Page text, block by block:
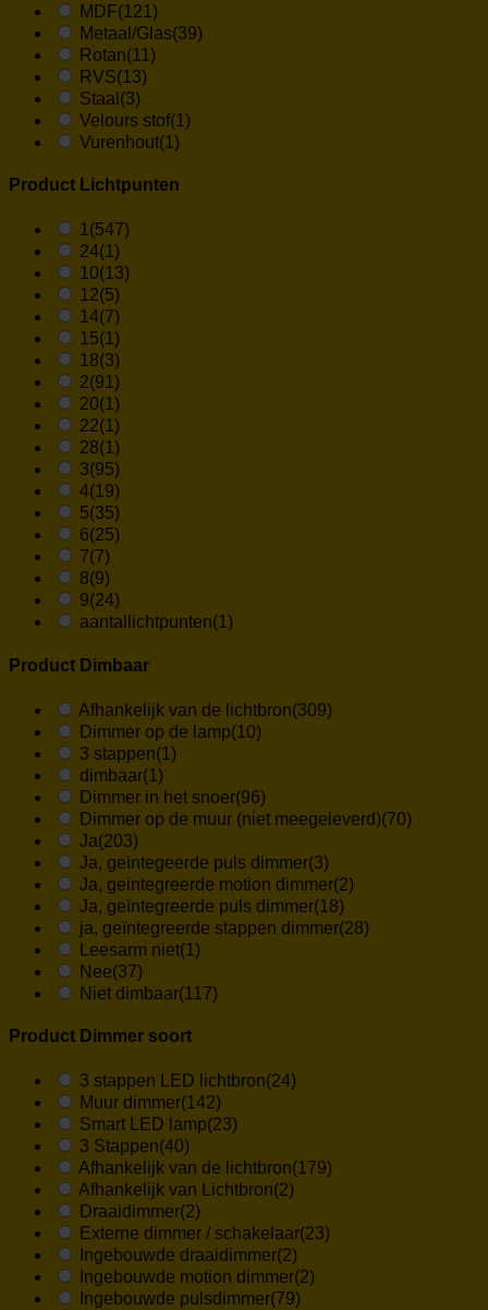
MDF(121)
Metaal/Glas(39)
Rotan(11)
RVS(13)
Staal (3)
Velours stof(1)
Vurenhout(1)
Product Lichtpunten
1(547)
24(1)
10(13)
12(5)
14(7)
15(1)
18(3)
2(91)
20(1)
22(1)
28(1)
3(95)
4(19)
5(35)
6(25)
7(7)
8(9)
9(24)
aantallichtpunten(1)
Product Dimbaar
Afhankelijk van de lichtbron(309)
Dimmer op de lamp(10)
3 stappen(1)
dimbaar(1)
Dimmer in het snoer(96)
Dimmer op de muur (niet meegeleverd)(70)
Ja(203)
Ja, geïntegeerde puls dimmer(3)
Ja, geintegreerde motion dimmer(2)
Ja, geïntegreerde puls dimmer(18)
ja, geïntegreerde stappen dimmer(28)
Leesarm niet(1)
Nee(37)
Niet dimbaar(117)
Product Dimmer soort
3 stappen LED lichtbron(24)
Muur dimmer(142)
Smart LED lamp(23)
3 Stappen(40)
Afhankelijk van de lichtbron(179)
Afhankelijk van Lichtbron(2)
Draaidimmer(2)
Externe dimmer / schakelaar(23)
Ingebouwde draaidimmer(2)
Ingebouwde motion dimmer(2)
Ingebouwde pulsdimmer(79)